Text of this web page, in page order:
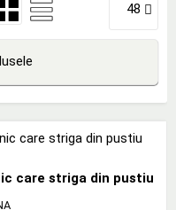
48
care striga din pustiu